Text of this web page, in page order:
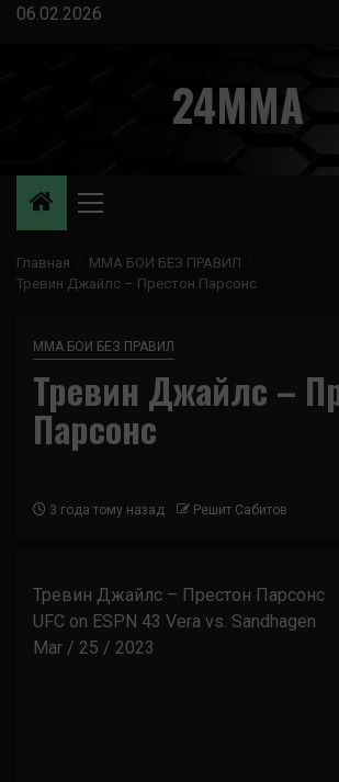
Перейти
06.02.2026
24MMA
Основное
Главная
ММА БОИ БЕЗ ПРАВИЛ
Тревин Джайлс – Престон Парсонс
ММА БОИ БЕЗ ПРАВИЛ
Тревин Джайлс –
Парсонс
3 года тому назад Решит Сабитов
Тревин Джайлс – Престон Парсонс
UFC on ESPN 43 Vera vs. Sandhagen
Mar / 25 / 2023